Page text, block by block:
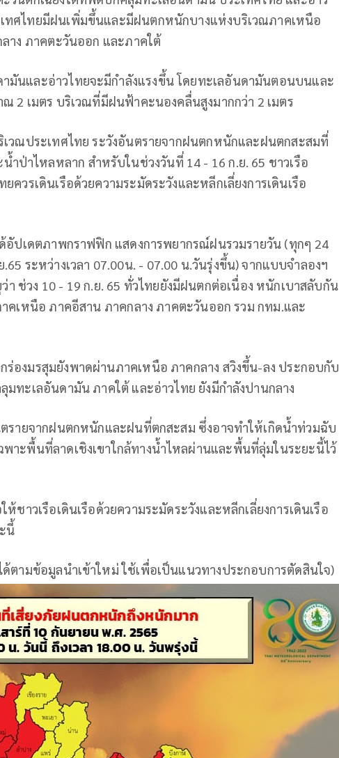
ทศไทยมีฝนเพิ่มขึ้นและมีฝนตกหนักบางแห่งบริเวณภาคเหนือ
าง ภาคตะวันออก และภาคใต้
มันและอ่าวไทยจะมีกำลังแรงขึ้น โดยทะเลอันดามันตอนบนและ
2 เมตร บริเวณที่มีฝนฟ้าคะนองคลื่นสูงมากกว่า 2 เมตร
วณประเทศไทย ระวังอันตรายจากฝนตกหนักและฝนตกสะสมที่
ป่าไหลหลาก สำหรับในช่วงวันที่ 14 - 16 ก.ย. 65 ชาวเรือ
ควรเดินเรือด้วยความระมัดระวังและหลีกเลี่ยงการเดินเรือ
อัปเดตภาพกราฟฟิก แสดงการพยากรณ์ฝนรวมรายวัน (ทุกๆ 24
ระหว่างเวลา 07.00น. - 07.00 น.วันรุ่งขึ้น) จากแบบจำลองฯ
า ช่วง 10 - 19 ก.ย. 65 ทั่วไทยยังมีฝนตกต่อเนื่อง หนักเบาสลับกัน
คเหนือ ภาคอีสาน ภาคกลาง ภาคตะวันออก รวม กทม.และ
ร่องมรสุมยังพาดผ่านภาคเหนือ ภาคกลาง สวิงขึ้น-ลง ประกอบกับ
ทะเลอันดามัน ภาคใต้ และอ่าวไทย ยังมีกำลังปานกลาง
ตรายจากฝนตกหนักและฝนที่ตกสะสม ซึ่งอาจทำให้เกิดน้ำท่วมฉับ
าะพื้นที่ลาดเชิงเขาใกล้ทางน้ำไหลผ่านและพื้นที่ลุ่มในระยะนี้ไว้
ชาวเรือเดินเรือด้วยความระมัดระวังและหลีกเลี่ยงการเดินเรือ
นี้
ตามข้อมูลนำเข้าใหม่ ใช้เพื่อเป็นแนวทางประกอบการตัดสินใจ)